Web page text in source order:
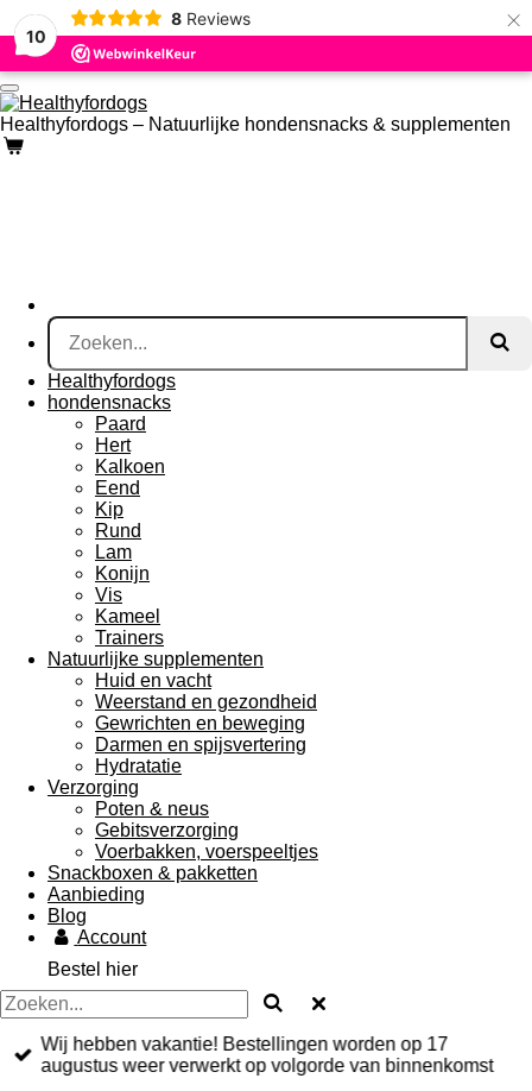
10
8 Reviews ×
Ga
direct
naar
de
hoofdinhoud
Healthyfordogs – Natuurlijke hondensnacks & supplementen
Healthyfordogs
hondensnacks
Paard
Hert
Kalkoen
Eend
Kip
Rund
Lam
Konijn
Vis
Kameel
Trainers
Natuurlijke supplementen
Huid en vacht
Weerstand en gezondheid
Gewrichten en beweging
Darmen en spijsvertering
Hydratatie
Verzorging
Poten & neus
Gebitsverzorging
Voerbakken, voerspeeltjes
Snackboxen & pakketten
Aanbieding
Blog
Account
Bestel hier
Wij hebben vakantie! Bestellingen worden op 17
augustus weer verwerkt op volgorde van binnenkomst